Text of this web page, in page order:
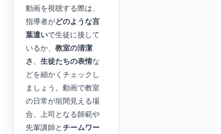
動画を視聴する際は、
指導者がどのような言
葉遣いで生徒に接して
いるか、 教室の清潔
さ
生徒たちの表情な
どを細かくチェックし
ましょう。動画で教室
の日常が垣間見える場
合、上司となる師範や
先輩講師とチームワー